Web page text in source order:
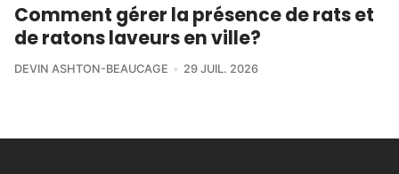
Comment gérer la présence de rats et
de ratons laveurs en ville?
DEVIN ASHTON-BEAUCAGE 29 JUIL. 2026